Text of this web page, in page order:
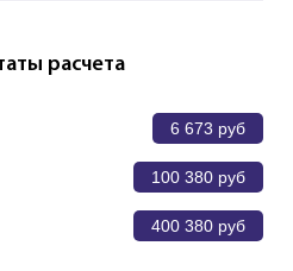
расчета
6 673 руб
100 380 руб
400 380 руб